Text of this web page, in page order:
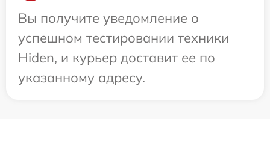
Вы получите уведомление о
успешном тестировании техники
Hiden, и курьер доставит ее по
указанному адресу.